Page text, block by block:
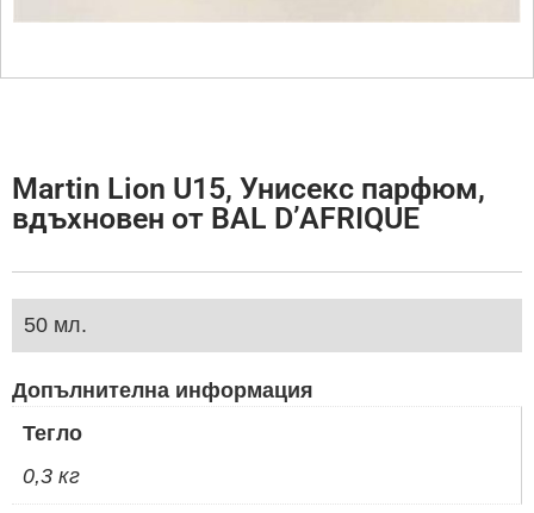
Martin Lion U15, Унисекс парфюм,
вдъхновен от BAL D’AFRIQUE
50 мл.
Допълнителна информация
Тегло
0,3 кг